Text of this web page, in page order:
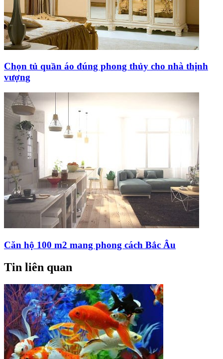
Chọn tủ quần áo đúng phong thủy cho nhà thịnh
vượng
Căn hộ 100 m2 mang phong cách Bắc Âu
Tin liên quan